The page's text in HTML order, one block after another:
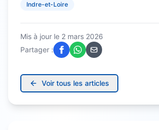
Indre-et-Loire
Mis à jour le 2 mars 2026
Partager :
Voir tous les articles